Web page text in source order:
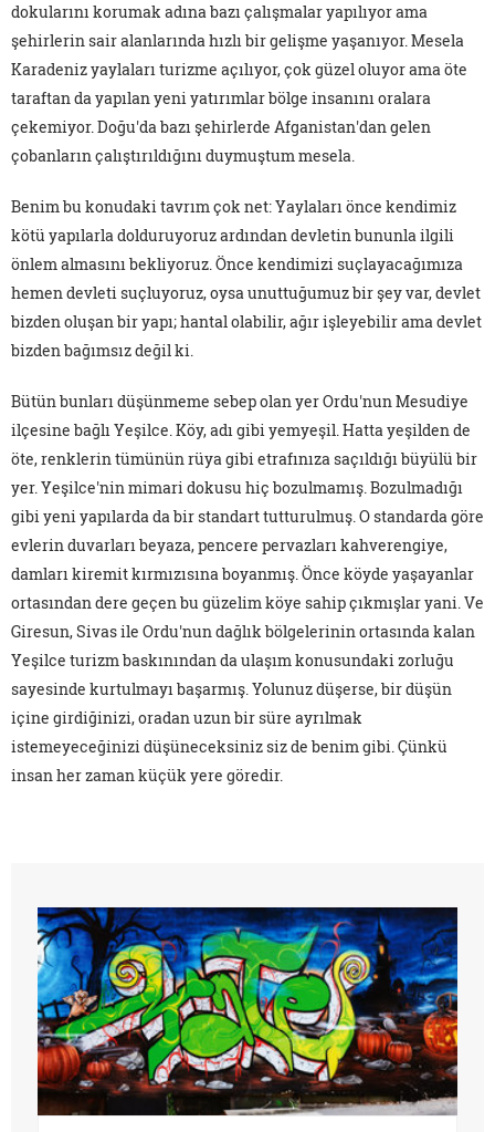
dokularını korumak adına bazı çalışmalar yapılıyor ama
şehirlerin sair alanlarında hızlı bir gelişme yaşanıyor. Mesela
Karadeniz yaylaları turizme açılıyor, çok güzel oluyor ama öte
taraftan da yapılan yeni yatırımlar bölge insanını oralara
çekemiyor. Doğu'da bazı şehirlerde Afganistan'dan gelen
çobanların çalıştırıldığını duymuştum mesela.
Benim bu konudaki tavrım çok net: Yaylaları önce kendimiz
kötü yapılarla dolduruyoruz ardından devletin bununla ilgili
önlem almasını bekliyoruz. Önce kendimizi suçlayacağımıza
hemen devleti suçluyoruz, oysa unuttuğumuz bir şey var, devlet
bizden oluşan bir yapı; hantal olabilir, ağır işleyebilir ama devlet
bizden bağımsız değil ki.
Bütün bunları düşünmeme sebep olan yer Ordu'nun Mesudiye
ilçesine bağlı Yeşilce. Köy, adı gibi yemyeşil. Hatta yeşilden de
öte, renklerin tümünün rüya gibi etrafınıza saçıldığı büyülü bir
yer. Yeşilce'nin mimari dokusu hiç bozulmamış. Bozulmadığı
gibi yeni yapılarda da bir standart tutturulmuş. O standarda göre
evlerin duvarları beyaza, pencere pervazları kahverengiye,
damları kiremit kırmızısına boyanmış. Önce köyde yaşayanlar
ortasından dere geçen bu güzelim köye sahip çıkmışlar yani. Ve
Giresun, Sivas ile Ordu'nun dağlık bölgelerinin ortasında kalan
Yeşilce turizm baskınından da ulaşım konusundaki zorluğu
sayesinde kurtulmayı başarmış. Yolunuz düşerse, bir düşün
içine girdiğinizi, oradan uzun bir süre ayrılmak
istemeyeceğinizi düşüneceksiniz siz de benim gibi. Çünkü
insan her zaman küçük yere göredir.